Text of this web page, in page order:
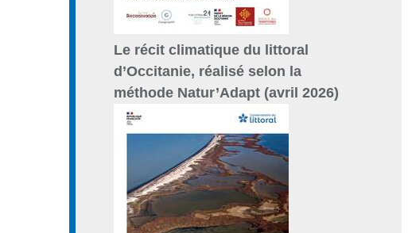
Le récit climatique du littoral
d’Occitanie, réalisé selon la
méthode Natur’Adapt (avril 2026)